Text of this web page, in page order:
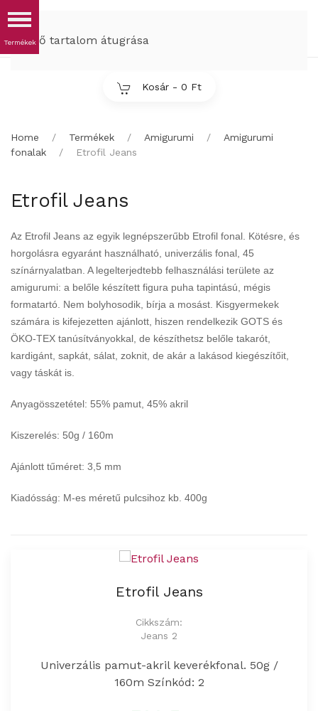
Fő tartalom átugrása
Kosár - 0 Ft
Home Termékek Amigurumi
Amigurumi
fonalak
Etrofil Jeans
Etrofil Jeans
Az Etrofil Jeans az egyik legnépszerűbb Etrofil fonal. Kötésre, és
horgolásra egyaránt használható, univerzális fonal, 45
színárnyalatban. A legelterjedtebb felhasználási területe az
amigurumi: a belőle készített figura puha tapintású, mégis
formatartó. Nem bolyhosodik, bírja a mosást. Kisgyermekek
számára is kifejezetten ajánlott, hiszen rendelkezik GOTS és
ÖKO-TEX tanúsítványokkal, de készíthetsz belőle takarót,
kardigánt, sapkát, sálat, zoknit, de akár a lakásod kiegészítőit,
vagy táskát is.
Anyagösszetétel: 55% pamut, 45% akril
Kiszerelés: 50g / 160m
Ajánlott tűméret: 3,5 mm
Kiadósság: M-es méretű pulcsihoz kb. 400g
Etrofil Jeans
Cikkszám:
Jeans 2
Univerzális pamut-akril keverékfonal. 50g /
160m Színkód: 2